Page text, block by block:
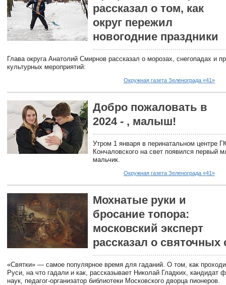
рассказал о том, как
округ пережил
новогодние праздники
Глава округа Анатолий Смирнов рассказал о морозах, снегопадах и
культурных мероприятий:
Окружная газета Зеленограда «41»
Добро пожаловать в
2024 - , малыш!
Утром 1 января в перинатальном центре
Кончаловского на свет появился первый
мальчик.
Окружная газета Зеленограда «41»
Мохнатые руки и
бросание топора:
московский эксперт
рассказал о святочных
«Святки» — самое популярное время для гаданий. О том, как
Руси, на что гадали и как, рассказывает Николай Гладких, кандидат
наук, педагог-организатор библиотеки Московского дворца пионеров.